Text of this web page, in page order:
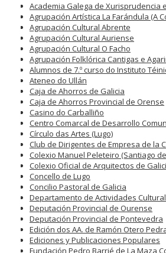
Academia Galega de Xurisprudencia
Agrupación Artística La Farándula (A
Agrupación Cultural Abrente
Agrupación Cultural Auriense
Agrupación Cultural O Facho
Agrupación Folklórica Cantigas e
Alumnos de 7.º curso do Instituto
Ateneo do Ullán
Caja de Ahorros de Galicia
Caja de Ahorros Provincial de Orense
Casino do Carballiño
Centro Comarcal de Desarrollo
Círculo das Artes (Lugo)
Club de Dirigentes de Empresa de la
Colexio Manuel Peleteiro (Santiago
Colexio Oficial de Arquitectos de
Concello de Lugo
Concilio Pastoral de Galicia
Departamento de Actividades
Deputación Provincial de Ourense
Deputación Provincial de Pontevedra
Edición dos AA. de Ramón Otero
Ediciones y Publicaciones Populares
Fundación Pedro Barrié de La Maza